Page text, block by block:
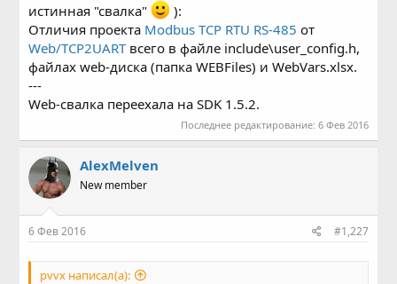
истинная "свалка"
):
Отличия проекта Modbus TCP RTU RS-485 от
Web/TCP2UARTвсего в файле include\user_config.h,
файлах web-диска (папка WEBFiles) и WebVars.xlsx.
---
Web-свалка переехала на SDK 1.5.2.
Последнее редактирование: 6 Фев 2016
AlexMelven
New member
6 Фев 2016 #1,227
pvvx написал(а):